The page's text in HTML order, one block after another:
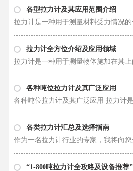
各型拉力计及其应用范围介绍
拉力计全方位介绍及应用领域
各种吨位拉力计及其广泛应用
各类拉力计汇总及选择指南
“1-800吨拉力计全攻略及设备推荐”